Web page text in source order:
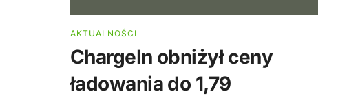
AKTUALNOŚCI
ChargeIn obniżył ceny
ładowania do 1,79